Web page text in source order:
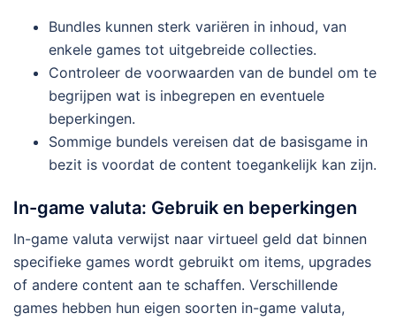
Bundles kunnen sterk variëren in inhoud, van
enkele games tot uitgebreide collecties.
Controleer de voorwaarden van de bundel om te
begrijpen wat is inbegrepen en eventuele
beperkingen.
Sommige bundels vereisen dat de basisgame in
bezit is voordat de content toegankelijk kan zijn.
In-game valuta: Gebruik en beperkingen
In-game valuta verwijst naar virtueel geld dat binnen
specifieke games wordt gebruikt om items, upgrades
of andere content aan te schaffen. Verschillende
games hebben hun eigen soorten in-game valuta,